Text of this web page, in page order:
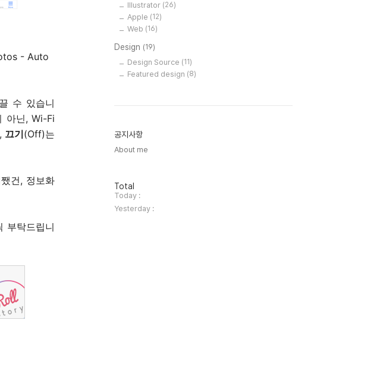
- Auto
수 있습니
아닌, Wi-Fi
끄기(Off)는
건, 정보화
부탁드립니
Illustrator (26)
Apple (12)
Web (16)
Design (19)
Design Source (11)
Featured design (8)
공지사항
About me
방
문
자
수
Total
Today :
Yesterday :